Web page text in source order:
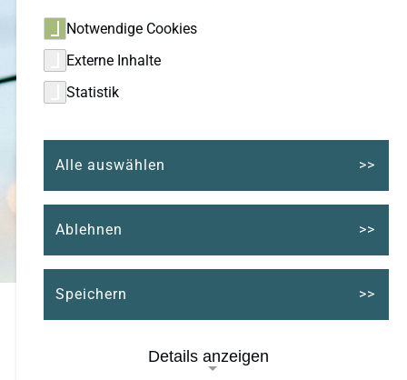
Notwendige Cookies
Externe Inhalte
Statistik
Alle auswählen
Ablehnen
Speichern
Details anzeigen